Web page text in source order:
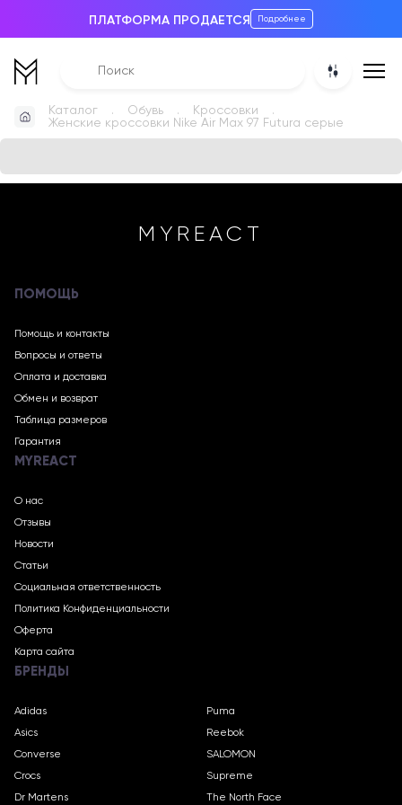
ПЛАТФОРМА ПРОДАЕТСЯ Подробнее
Каталог Обувь
Кроссовки
Женские кроссовки Nike Air Max 97 Futura серые
MYREACT
ПОМОЩЬ
Помощь и контакты
Вопросы и ответы
Оплата и доставка
Обмен и возврат
Таблица размеров
Гарантия
MYREACT
О нас
Отзывы
Новости
Статьи
Социальная ответственность
Политика Конфиденциальности
Оферта
Карта сайта
БРЕНДЫ
Adidas
Asics
Converse
Crocs
Dr Martens
Puma
Reebok
SALOMON
Supreme
The North Face